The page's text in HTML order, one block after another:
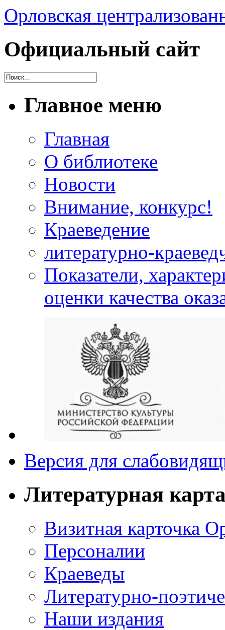
Орловская
Официальный сайт
Главное меню
Главная
О библиотеке
Новости
Внимание, конкурс!
Краеведение
литературно-
Показатели,
оценки качества
Версия для
Литературная
Визитная карточка
Персоналии
Краеведы
Литературно-
Наши издания